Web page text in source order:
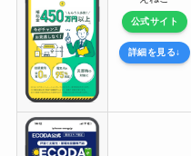
公式サイト
詳細を見る↓